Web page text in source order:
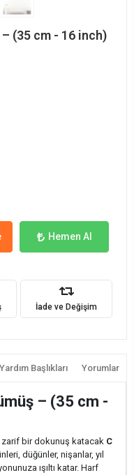
(35 cm - 16 inch)
Hemen Al
İade ve Değişim
Yardım Başlıkları Yorumlar
– (35 cm -
zarif bir dokunuş katacak C
düğünler, nişanlar, yıl
ışıltı katar. Harf